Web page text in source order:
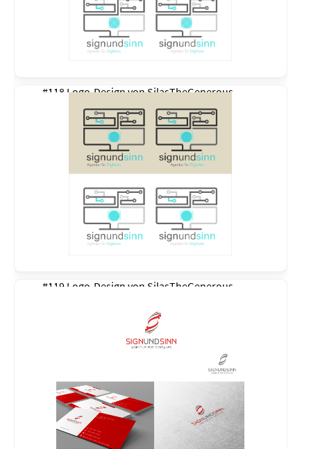
#118 Logo-Design vonSilasTheGenerous
#119 Logo-Design von SilasTheGenerous